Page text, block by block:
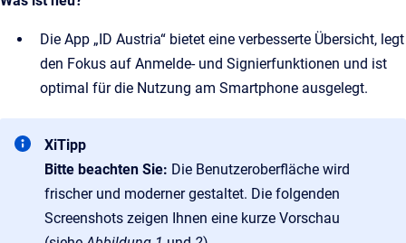
Die App „ID Austria“ bietet eine verbesserte Übersicht, legt
den Fokus auf Anmelde- und Signierfunktionen und ist
optimal für die Nutzung am Smartphone ausgelegt.
XiTipp
Bitte beachten Sie: Die Benutzeroberfläche wird
frischer und moderner gestaltet. Die folgenden
Screenshots zeigen Ihnen eine kurze Vorschau